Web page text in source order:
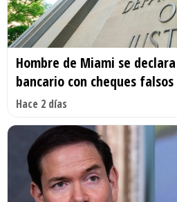
Hombre de Miami se
bancario con cheques
Hace 2 días